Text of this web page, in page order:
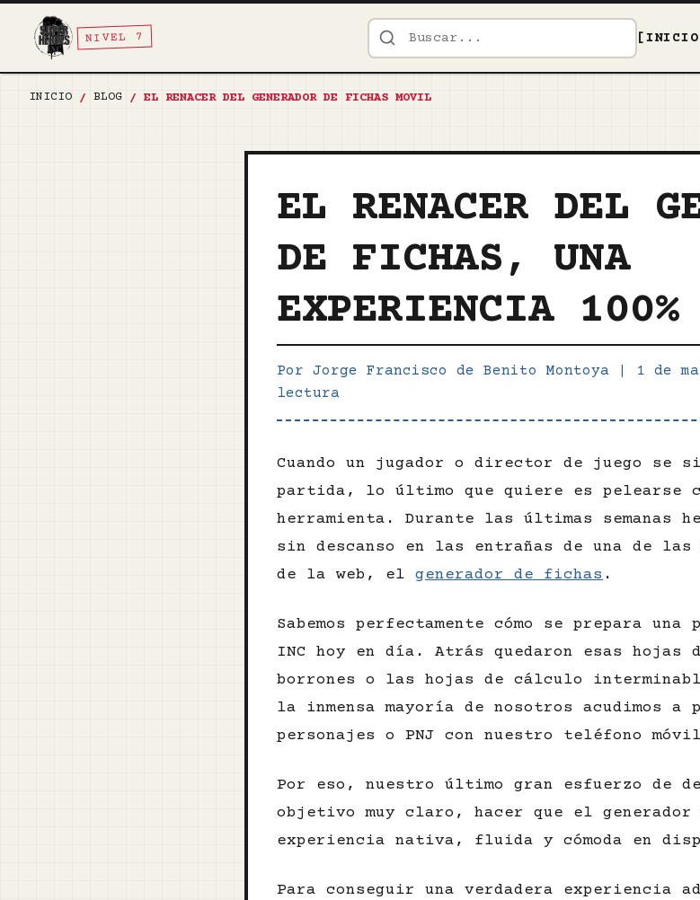
NIVEL 7
INICIO / BLOG / EL RENACER DEL GENERADOR DE FICHAS MOVIL
EL RENACER DEL
DE FICHAS, UNA
EXPERIENCIA 100%
Por Jorge Francisco de Benito Montoya 1 de
lectura
Cuando un jugador o director de juego se
partida, lo último que quiere es pelearse
herramienta. Durante las últimas semanas
sin descanso en las entrañas de una de las
de la web, el generador de fichas .
Sabemos perfectamente cómo se prepara
INC hoy en día. Atrás quedaron esas hojas
borrones o las hojas de cálculo
la inmensa mayoría de nosotros acudimos a
personajes o PNJ con nuestro teléfono
Por eso, nuestro último gran esfuerzo de
objetivo muy claro, hacer que el generador
experiencia nativa, fluida y cómoda en
Para conseguir una verdadera experiencia